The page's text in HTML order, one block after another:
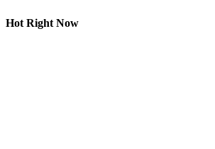
Hot Right Now